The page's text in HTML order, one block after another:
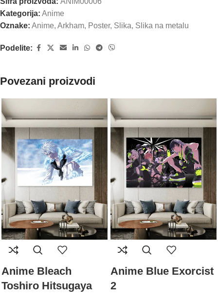
Kategorija: Anime
Oznake: Anime, Arkham, Poster, Slika, Slika na metalu
Podelite:
Povezani proizvodi
Anime Bleach
Toshiro Hitsugaya
Anime Blue Exorcist
2